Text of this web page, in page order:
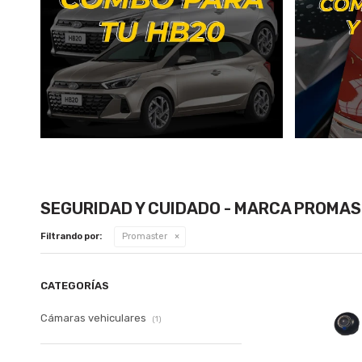
SEGURIDAD Y CUIDADO - MARCA
Filtrando por: Promaster
CATEGORÍAS
Cámaras vehiculares (1)